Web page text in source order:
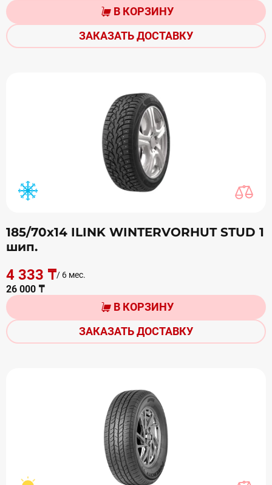
В КОРЗИНУ
ЗАКАЗАТЬ ДОСТАВКУ
185/70х14 ILINK WINTERVORHUT STUD 1
шип.
4 333 ₸/ 6 мес.
26 000 ₸
В КОРЗИНУ
ЗАКАЗАТЬ ДОСТАВКУ